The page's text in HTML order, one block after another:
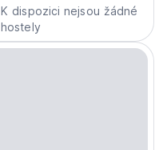
K dispozici nejsou žádné
hostely